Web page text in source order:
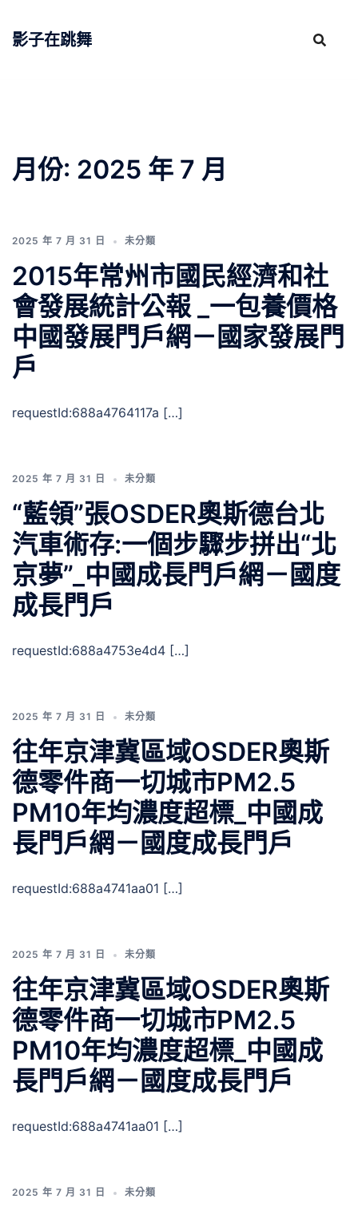
影子在跳舞
月份: 2025 年 7 月
2025 年 7 月 31 日 未分類
2015年常州市國民經濟和社
會發展統計公報 _一包養價格
中國發展門戶網－國家發展門
戶
requestId:688a4764117a […]
2025 年 7 月 31 日 未分類
“藍領”張OSDER奧斯德台北
汽車術存:一個步驟步拼出“北
京夢”_中國成長門戶網－國度
成長門戶
requestId:688a4753e4d4 […]
2025 年 7 月 31 日 未分類
往年京津冀區域OSDER奧斯
德零件商一切城市PM2.5
PM10年均濃度超標_中國成
長門戶網－國度成長門戶
requestId:688a4741aa01 […]
2025 年 7 月 31 日 未分類
往年京津冀區域OSDER奧斯
德零件商一切城市PM2.5
PM10年均濃度超標_中國成
長門戶網－國度成長門戶
requestId:688a4741aa01 […]
2025 年 7 月 31 日 未分類